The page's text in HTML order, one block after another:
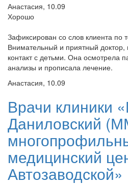
Анастасия, 10.09
Хорошо
Зафиксирован со слов клиента по
Внимательный и приятный доктор,
контакт с детьми. Она осмотрела
анализы и прописала лечение.
Анастасия, 10.09
Врачи клиники
Даниловский
медицинский
Автозаводской»